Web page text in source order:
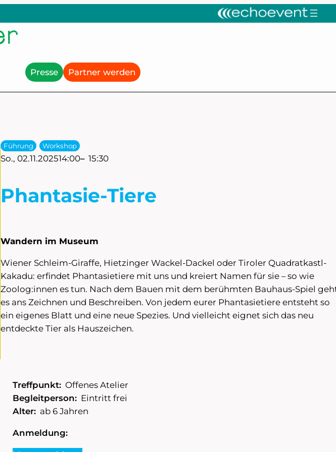
Presse Partner werden
Führung Workshop
So., 02.11.202514:00– 15:30
Phantasie-Tiere
Wandern im Museum
Wiener Schleim-Giraffe, Hietzinger Wackel-Dackel oder Tiroler Quadratkastl-
Kakadu: erfindet Phantasietiere mit uns und kreiert Namen für sie – so wie
Zoolog:innen es tun. Nach dem Bauen mit dem berühmten Bauhaus-Spiel
es ans Zeichnen und Beschreiben. Von jedem eurer Phantasietiere entsteht so
ein eigenes Blatt und eine neue Spezies. Und vielleicht eignet sich das neu
entdeckte Tier als Hauszeichen.
Treffpunkt: Offenes Atelier
Begleitperson: Eintritt frei
Alter: ab 6 Jahren
Anmeldung: